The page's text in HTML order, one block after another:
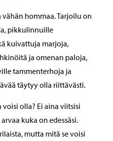
hommaa. Tarjoilu on
pikkulinnuille
kuivattuja marjoja,
ja omenan paloja,
tammenterhoja ja
täytyy olla riittävästi.
olla? Ei aina viitsisi
kuka on edessäsi.
mutta mitä se voisi